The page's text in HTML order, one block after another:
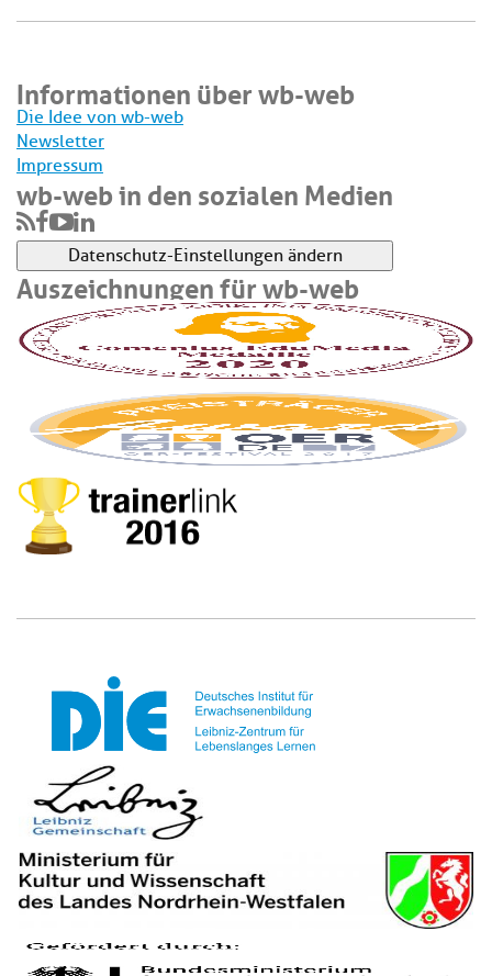
Informationen über wb-web
Die Idee von wb-web
Newsletter
Impressum
wb-web in den sozialen Medien
Datenschutz-Einstellungen ändern
Auszeichnungen für wb-web